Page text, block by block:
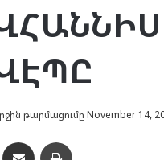
թարմացումը November 14,
MessengerՈւղարկել նամակ